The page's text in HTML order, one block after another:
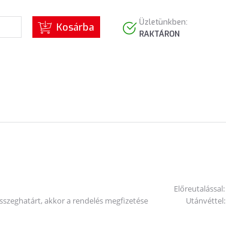
Kosárba
Üzletünkben:
RAKTÁRON
akkor a rendelés megfizetése
Előreutalással:
Utánvéttel: